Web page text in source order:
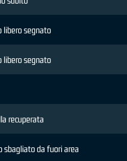
libero segnato
libero segnato
recuperata
sbagliato da fuori area